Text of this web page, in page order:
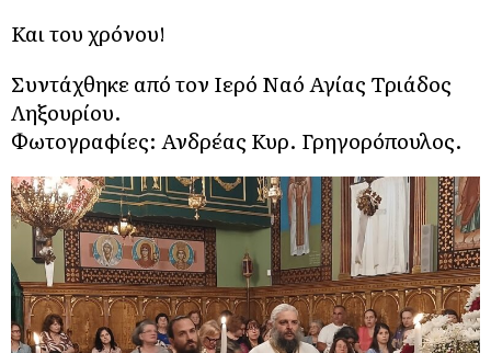
Και του χρόνου!
Συντάχθηκε από τον Ιερό Ναό Αγίας Τριάδος
Ληξουρίου.
Φωτογραφίες: Ανδρέας Κυρ. Γρηγορόπουλος.